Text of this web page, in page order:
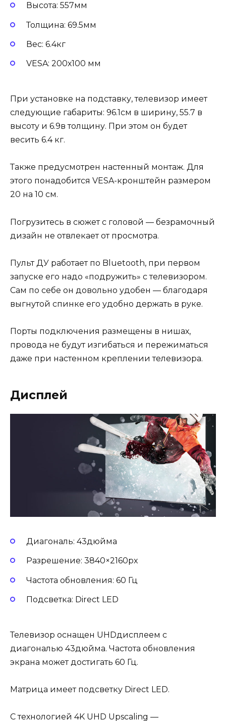
Высота: 557мм
Толщина: 69.5мм
Вес: 6.4кг
VESA: 200х100 мм
При установке на подставку, телевизор имеет
следующие габариты: 96.1см в ширину, 55.7 в
высоту и 6.9в толщину. При этом он будет
весить 6.4 кг.
Также предусмотрен настенный монтаж. Для
этого понадобится VESA-кронштейн размером
20 на 10 см.
Погрузитесь в сюжет с головой — безрамочный
дизайн не отвлекает от просмотра.
Пульт ДУ работает по Bluetooth, при первом
запуске его надо «подружить» с телевизором.
Сам по себе он довольно удобен — благодаря
выгнутой спинке его удобно держать в руке.
Порты подключения размещены в нишах,
провода не будут изгибаться и пережиматься
даже при настенном креплении телевизора.
Дисплей
Диагональ: 43дюйма
Разрешение: 3840×2160px
Частота обновления: 60 Гц
Подсветка: Direct LED
Телевизор оснащен UHDдисплеем с
диагональю 43дюйма. Частота обновления
экрана может достигать 60 Гц.
Матрица имеет подсветку Direct LED.
С технологией 4K UHD Upscaling —